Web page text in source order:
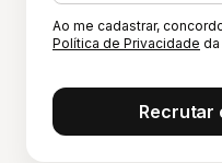
Ao me cadastrar,
Política de Privacidade da
Recrutar